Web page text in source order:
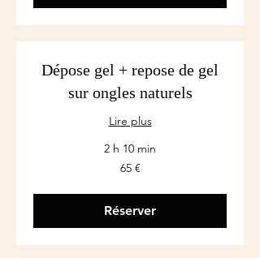
Dépose gel + repose de gel
sur ongles naturels
Lire plus
2 h 10 min
65 €
Réserver